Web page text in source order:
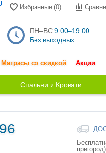
Избранные (0)
ПН–ВС 9:00–19:00
Без выходных
Матрасы со скидкой Акции
Спальни и Кровати
пригород)